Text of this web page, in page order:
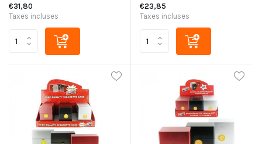
€31,80
Taxes incluses
€23,85
Taxes incluses